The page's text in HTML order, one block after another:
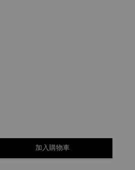
加入購物車